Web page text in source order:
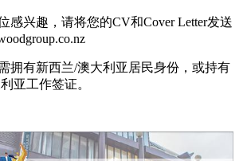
感兴趣，请将您的CV和Cover Letter发送
拥有新西兰/澳大利亚居民身份，或持有
亚工作签证。